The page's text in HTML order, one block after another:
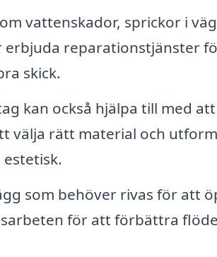
vattenskador, sprickor i
reparationstjänster
skick.
kan också hjälpa till med
välja rätt material och
som behöver rivas för att
för att förbättra